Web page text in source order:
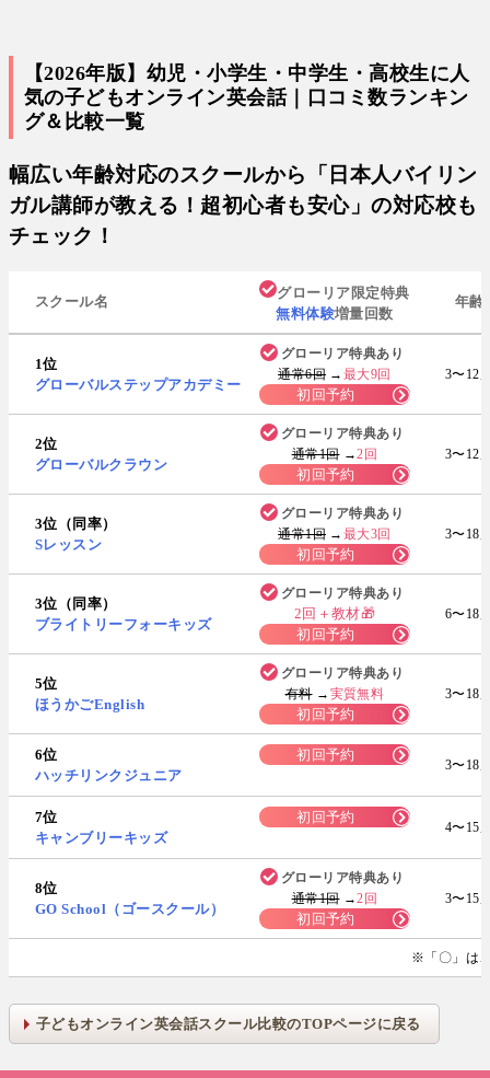
【2026年版】幼児・小学生・中学生・高校生に人
気の子どもオンライン英会話｜口コミ数ランキン
グ＆比較一覧
幅広い年齢対応のスクールから「日本人バイリン
ガル講師が教える！超初心者も安心」の対応校も
チェック！
スクール名
グローリア限定特典
無料体験増量回数
年齢
1位
グローバルステップアカデミー
グローリア特典あり
通常6回 → 最大9回
初回予約
3〜12
2位
グローバルクラウン
グローリア特典あり
通常1回→2回
初回予約
3〜12
3位（同率）
Sレッスン
グローリア特典あり
通常1回 → 最大3回
初回予約
3〜18
3位（同率）
ブライトリーフォーキッズ
グローリア特典あり
2回＋教材🎁
初回予約
6〜18
5位
ほうかごEnglish
グローリア特典あり
有料→ 実質無料
初回予約
3〜18
6位
ハッチリンクジュニア
初回予約
3〜18
7位
キャンブリーキッズ
初回予約
4〜15
8位
GO School（ゴースクール）
グローリア特典あり
通常1回→2回
初回予約
3〜15
※「〇」は
子どもオンライン英会話スクール比較のTOPページに戻る